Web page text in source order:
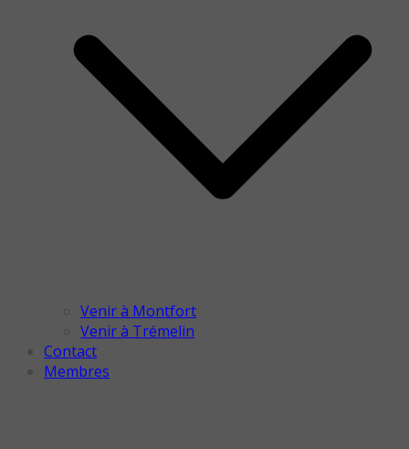
Venir à Montfort
Venir à Trémelin
Contact
Membres